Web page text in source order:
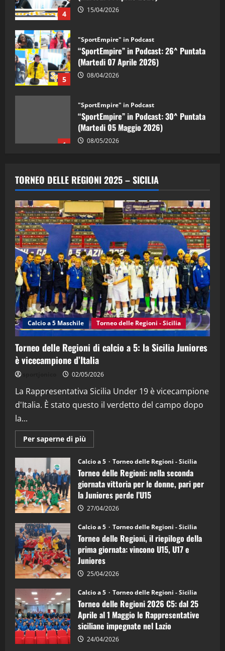
4 15/04/2026
5
“SportEmpire” in Podcast: 26^ Puntata
(Martedi 07 Aprile 2026)
08/04/2026
1
“SportEmpire” in Podcast: 30^ Puntata
(Martedi 05 Maggio 2026)
08/05/2026
2
“SportEmpire” in Podcast: 29^ Puntata
(Martedi 28 Aprile 2026)
28/04/2026
3
"SportEmpire" in Podcast
“SportEmpire” in Podcast: 28^ Puntata
(Martedi 21 Aprile 2026)
21/04/2026
4
"SportEmpire" in Podcast Sport News
“SportEmpire” in Podcast: 27^ Puntata
(Martedi 14 Aprile 2026)
15/04/2026
"SportEmpire" in Podcast
“SportEmpire” in Podcast: 26^ Puntata
08/04/2026
TORNEO DELLE REGIONI 2025 – SICILIA
Calcio a 5 Maschile Torneo delle Regioni - Sicilia
Torneo delle Regioni di calcio a 5: la Sicilia Juniores
è vicecampione d’Italia
02/05/2026
La Rappresentativa Sicilia Under 19 è vicecampione
d'Italia. È stato questo il verdetto del campo dopo
la...
Per saperne di più
informazioni
Torneo
delle
Regioni
di
calcio
a
5:
la
Juniores
è
vicecampione
d’Italia
Calcio a 5 Torneo delle Regioni - Sicilia
Torneo delle Regioni: nella seconda
giornata vittoria per le donne, pari per
la Juniores perde l’U15
27/04/2026
Calcio a 5 Torneo delle Regioni - Sicilia
Torneo delle Regioni, il riepilogo della
prima giornata: vincono U15, U17 e
Juniores
25/04/2026
Calcio a 5 Torneo delle Regioni - Sicilia
Torneo delle Regioni 2026 C5: dal 25
Aprile al 1 Maggio le Rappresentative
siciliane impegnate nel Lazio
24/04/2026